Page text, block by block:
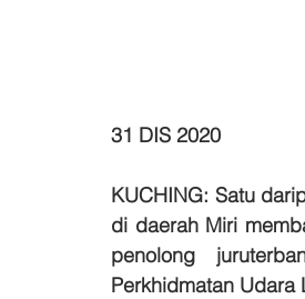
31 DIS 2020
KUCHING: Satu
di daerah Miri
penolong
Perkhidmatan Udara